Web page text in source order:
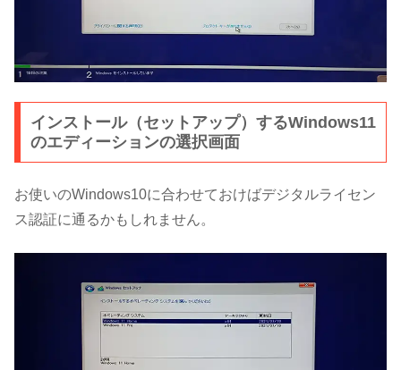
インストール（セットアップ）するWindows11
のエディーションの選択画面
お使いのWindows10に合わせておけばデジタルライセン
ス認証に通るかもしれません。